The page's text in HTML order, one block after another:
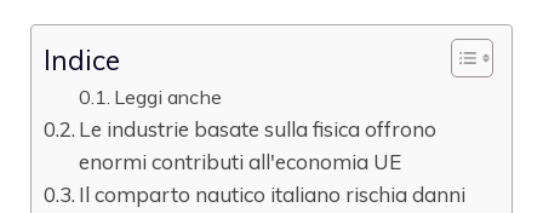
Indice
Leggi anche
Le industrie basate sulla fisica offrono
enormi contributi all'economia UE
Il comparto nautico italiano rischia danni